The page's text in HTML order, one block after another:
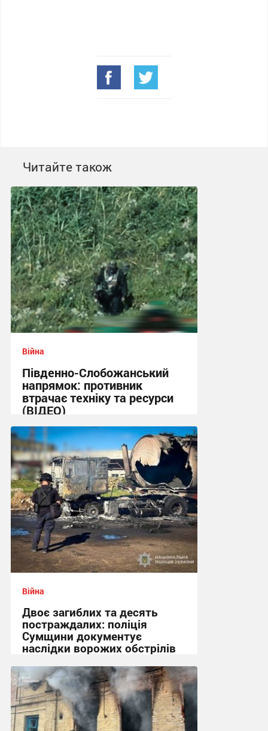
Читайте також
Війна
Південно-Слобожанський
напрямок: противник
втрачає техніку та ресурси
(ВІДЕО)
11:53 сьогодні
Війна
Двоє загиблих та десять
постраждалих: поліція
Сумщини документує
наслідки ворожих обстрілів
11:28 сьогодні